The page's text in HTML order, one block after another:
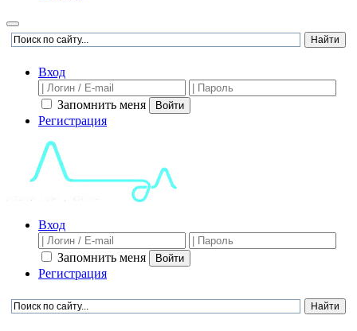
Вход
Запомнить меня Войти
Регистрация
Вход
Запомнить меня Войти
Регистрация